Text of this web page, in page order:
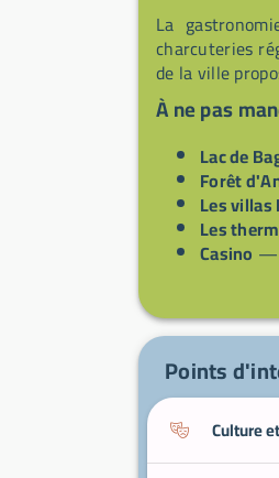
La
charcuteries
de la ville
À ne pas
Lac de
Forêt
Les villas
Les
Casino —
Points
Culture